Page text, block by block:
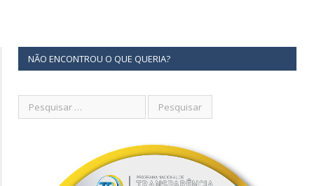
NÃO ENCONTROU O QUE QUERIA?